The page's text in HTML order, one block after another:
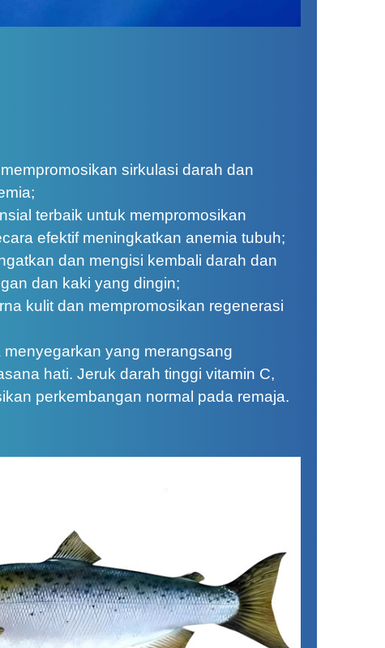
sirkulasi darah dan
terbaik untuk mempromosikan
efektif meningkatkan anemia tubuh;
dan mengisi kembali darah dan
dan kaki yang dingin;
kulit dan mempromosikan regenerasi
menyegarkan yang merangsang
hati. Jeruk darah tinggi vitamin C,
perkembangan normal pada remaja.